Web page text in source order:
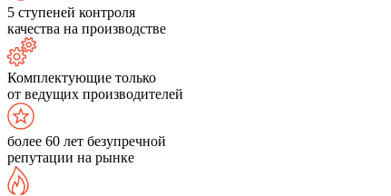
5 ступеней контроля
качества на производстве
Комплектующие только
от ведущих производителей
более 60 лет безупречной
репутации на рынке